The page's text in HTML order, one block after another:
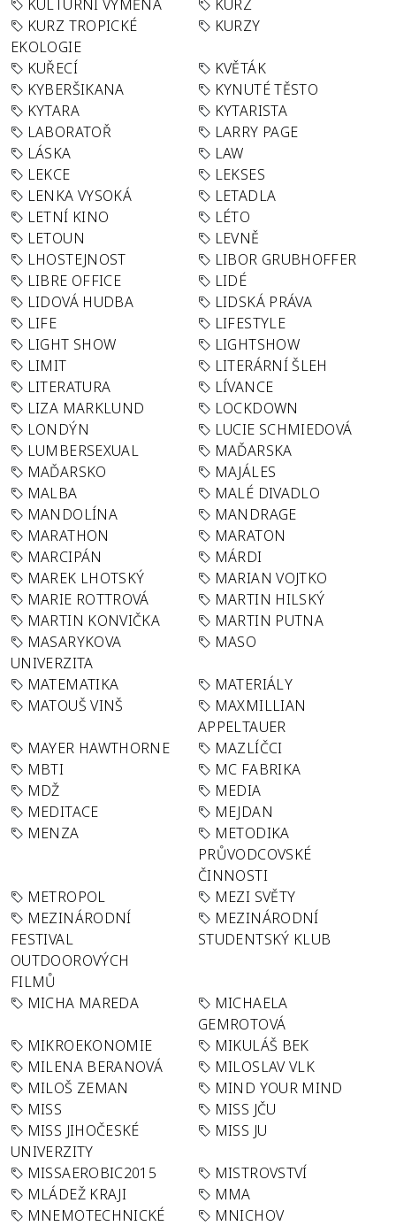
KULTURNÍ VÝMĚNA
KURZ
KURZ TROPICKÉ
EKOLOGIE
KURZY
KUŘECÍ
KVĚTÁK
KYBERŠIKANA
KYNUTÉ TĚSTO
KYTARA
KYTARISTA
LABORATOŘ
LARRY PAGE
LÁSKA
LAW
LEKCE
LEKSES
LENKA VYSOKÁ
LETADLA
LETNÍ KINO
LÉTO
LETOUN
LEVNĚ
LHOSTEJNOST
LIBOR GRUBHOFFER
LIBRE OFFICE
LIDÉ
LIDOVÁ HUDBA
LIDSKÁ PRÁVA
LIFE
LIFESTYLE
LIGHT SHOW
LIGHTSHOW
LIMIT
LITERÁRNÍ ŠLEH
LITERATURA
LÍVANCE
LIZA MARKLUND
LOCKDOWN
LONDÝN
LUCIE SCHMIEDOVÁ
LUMBERSEXUAL
MAĎARSKA
MAĎARSKO
MAJÁLES
MALBA
MALÉ DIVADLO
MANDOLÍNA
MANDRAGE
MARATHON
MARATON
MARCIPÁN
MÁRDI
MAREK LHOTSKÝ
MARIAN VOJTKO
MARIE ROTTROVÁ
MARTIN HILSKÝ
MARTIN KONVIČKA
MARTIN PUTNA
MASARYKOVA
UNIVERZITA
MASO
MATEMATIKA
MATERIÁLY
MATOUŠ VINŠ
MAXMILLIAN
APPELTAUER
MAYER HAWTHORNE
MAZLÍČCI
MBTI
MC FABRIKA
MDŽ
MEDIA
MEDITACE
MEJDAN
MENZA
METODIKA
PRŮVODCOVSKÉ
ČINNOSTI
METROPOL
MEZI SVĚTY
MEZINÁRODNÍ
FESTIVAL
OUTDOOROVÝCH
FILMŮ
MEZINÁRODNÍ
STUDENTSKÝ KLUB
MICHA MAREDA
MICHAELA
GEMROTOVÁ
MIKROEKONOMIE
MIKULÁŠ BEK
MILENA BERANOVÁ
MILOSLAV VLK
MILOŠ ZEMAN
MIND YOUR MIND
MISS
MISS JČU
MISS JIHOČESKÉ
UNIVERZITY
MISS JU
MISSAEROBIC2015
MISTROVSTVÍ
MLÁDEŽ KRAJI
MMA
MNEMOTECHNICKÉ
MNICHOV